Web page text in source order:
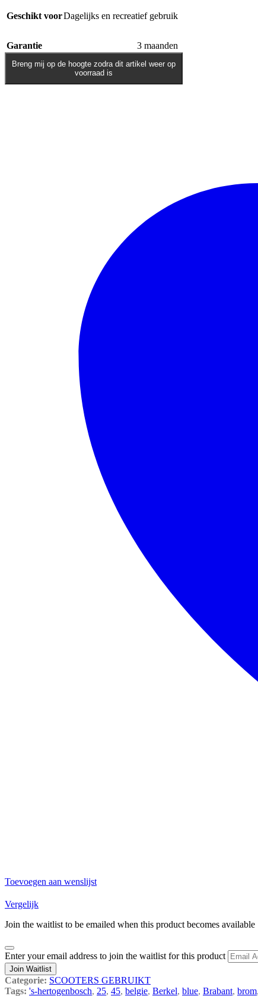
Geschikt voorDagelijks en recreatief gebruik
Garantie 3 maanden
Breng mij op de hoogte zodra dit artikel weer op
voorraad is
Toevoegen aan wenslijst
Vergelijk
Join the waitlist to be emailed when this product becomes available
Dismiss
notification
Enter your email address to join the waitlist for this product
Join Waitlist
Categorie: SCOOTERS GEBRUIKT
Tags: 's-hertogenbosch, 25, 45, belgie, Berkel, blue, Brabant, brom,